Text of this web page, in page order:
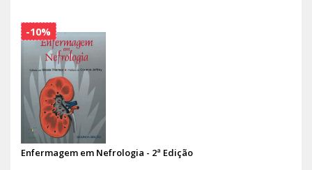
Enfermagem em Nefrologia - 2ª Edição
-10%